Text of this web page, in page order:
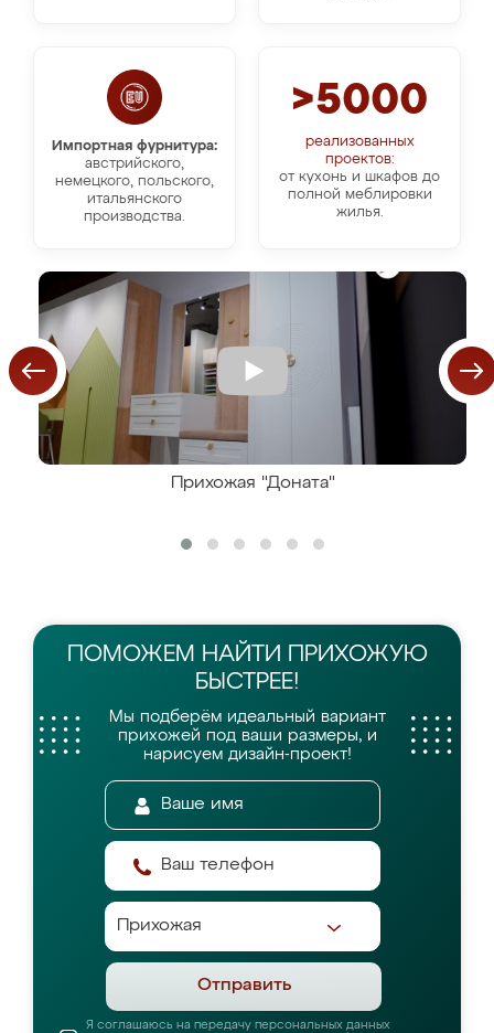
Импортная фурнитура:
австрийского,
немецкого, польского,
итальянского
производства.
>5000
реализованных
проектов:
от кухонь и шкафов до
полной меблировки
жилья.
Прихожая "Доната"
ПОМОЖЕМ НАЙТИ
ПРИХОЖУЮ
БЫСТРЕЕ!
Мы подберём идеальный вариант
прихожей под ваши размеры, и
нарисуем дизайн-проект!
Отправить
Я соглашаюсь на передачу персональных данных